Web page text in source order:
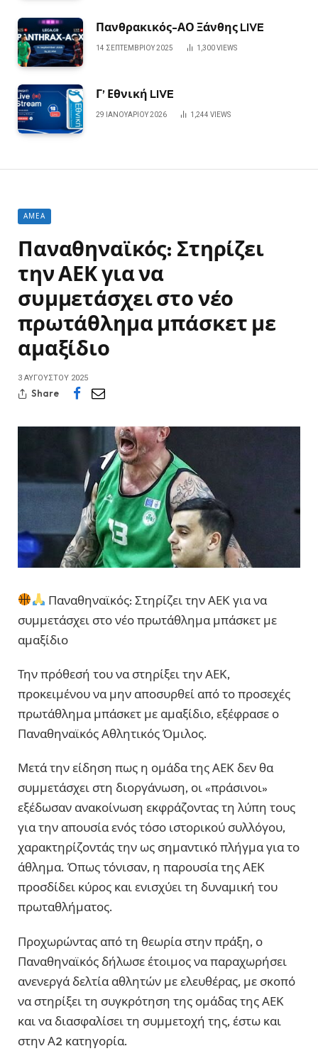
Πανθρακικός-ΑΟ Ξάνθης LIVE
14 ΣΕΠΤΕΜΒΡΊΟΥ 2025 1,300VIEWS
Γ’ Εθνική LIVE
29 ΙΑΝΟΥΑΡΊΟΥ 2026 1,244 VIEWS
ΑΜΕΑ
Παναθηναϊκός: Στηρίζει
την ΑΕΚ για να
συμμετάσχει στο νέο
πρωτάθλημα μπάσκετ με
αμαξίδιο
3 ΑΥΓΟΎΣΤΟΥ 2025
Share
Παναθηναϊκός: Στηρίζει την ΑΕΚ για να
συμμετάσχει στο νέο πρωτάθλημα μπάσκετ με
αμαξίδιο
Την πρόθεσή του να στηρίξει την ΑΕΚ,
προκειμένου να μην αποσυρθεί από το προσεχές
πρωτάθλημα μπάσκετ με αμαξίδιο, εξέφρασε ο
Παναθηναϊκός Αθλητικός Όμιλος.
Μετά την είδηση πως η ομάδα της ΑΕΚ δεν θα
συμμετάσχει στη διοργάνωση, οι «πράσινοι»
εξέδωσαν ανακοίνωση εκφράζοντας τη λύπη τους
για την απουσία ενός τόσο ιστορικού συλλόγου,
χαρακτηρίζοντάς την ως σημαντικό πλήγμα για το
άθλημα. Όπως τόνισαν, η παρουσία της ΑΕΚ
προσδίδει κύρος και ενισχύει τη δυναμική του
πρωταθλήματος.
Προχωρώντας από τη θεωρία στην πράξη, ο
Παναθηναϊκός δήλωσε έτοιμος να παραχωρήσει
ανενεργά δελτία αθλητών με ελευθέρας, με σκοπό
να στηρίξει τη συγκρότηση της ομάδας της ΑΕΚ
και να διασφαλίσει τη συμμετοχή της, έστω και
στην Α2 κατηγορία.